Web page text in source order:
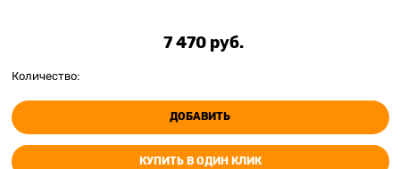
7 470 руб.
Количество:
ДОБАВИТЬ
КУПИТЬ В ОДИН КЛИК